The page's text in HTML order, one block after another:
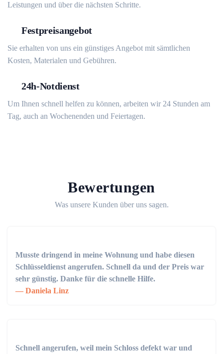
Leistungen und über die nächsten Schritte.
Festpreisangebot
Sie erhalten von uns ein günstiges Angebot mit sämtlichen
Kosten, Materialen und Gebühren.
24h-Notdienst
Um Ihnen schnell helfen zu können, arbeiten wir 24 Stunden am
Tag, auch an Wochenenden und Feiertagen.
Bewertungen
Was unsere Kunden über uns sagen.
Musste dringend in meine Wohnung und habe diesen
Schlüsseldienst angerufen. Schnell da und der Preis war
sehr günstig. Danke für die schnelle Hilfe.
Daniela Linz
Schnell angerufen, weil mein Schloss defekt war und